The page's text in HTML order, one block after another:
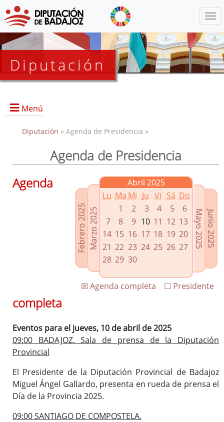
Diputación
Menú
Presidencia
Grupos Políticos
Enlaces relacionados
Agenda de Presidencia
Plenos provinciales y Juntas de gobierno
Oficina de Proyectos Europeos
Diputación » Agenda de Presidencia »
Agenda de Presidencia
Febrero 2025Marzo 2025
Abril 2025
Lu Ma Mi Ju Vi Sá Do
1
2 3 4 5
6
7
8 9 10 11 12 13
14 15 16 17 18 19 20
21 22 23 24 25 26 27
28 29 30
Junio 2025
Mayo 2025
☐ Presidente
☒ Agenda completa
Agenda
completa
Eventos para el jueves, 10 de abril de 2025
09:00 BADAJOZ. Sala de prensa de la Diputación
Provincial
El Presidente de la Diputación Provincial de Badajoz
Miguel Ángel Gallardo, presenta en rueda de prensa el
Día de la Provincia 2025.
09:00 SANTIAGO DE COMPOSTELA.